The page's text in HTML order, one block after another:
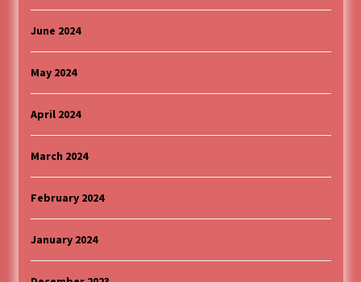
June 2024
May 2024
April 2024
March 2024
February 2024
January 2024